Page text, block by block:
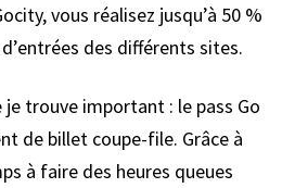
vous réalisez jusqu’à 50 %
des différents sites.
trouve important : le pass Go
de billet coupe-file. Grâce à
à faire des heures queues